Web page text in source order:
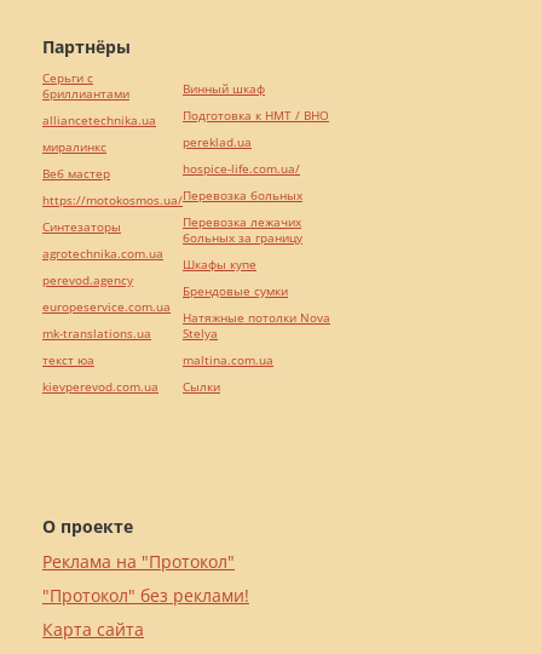
О проекте
Реклама на "Протокол"
"Протокол" без реклами!
Карта сайта
Партнёры
Серьги с
бриллиантами
alliancetechnika.ua
миралинкс
Веб мастер
https://motokosmos.ua/
Синтезаторы
agrotechnika.com.ua
perevod.agency
europeservice.com.ua
mk-translations.ua
текст юа
kievperevod.com.ua
Винный шкаф
Подготовка к НМТ / ВНО
pereklad.ua
hospice-life.com.ua/
Перевозка больных
Перевозка лежачих
больных за границу
Шкафы купе
Брендовые сумки
Натяжные потолки Nova
Stelya
maltina.com.ua
Cылки